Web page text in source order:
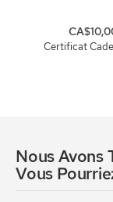
Certificat
Nous Avons
Vous